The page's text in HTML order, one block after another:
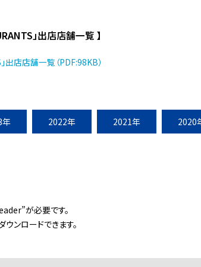
」出店店舗一覧 】
出店店舗一覧（PDF:98KB）
年 2022年 2021年 2020
が必要です。
ンロードできます。